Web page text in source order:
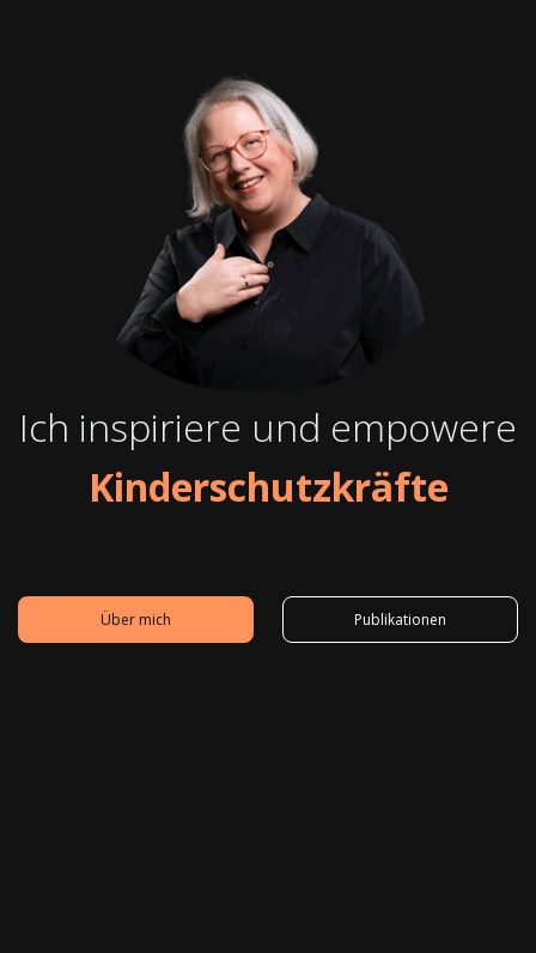
Ich inspiriere und empowere
Kinderschutzkräfte
Über mich Publikationen